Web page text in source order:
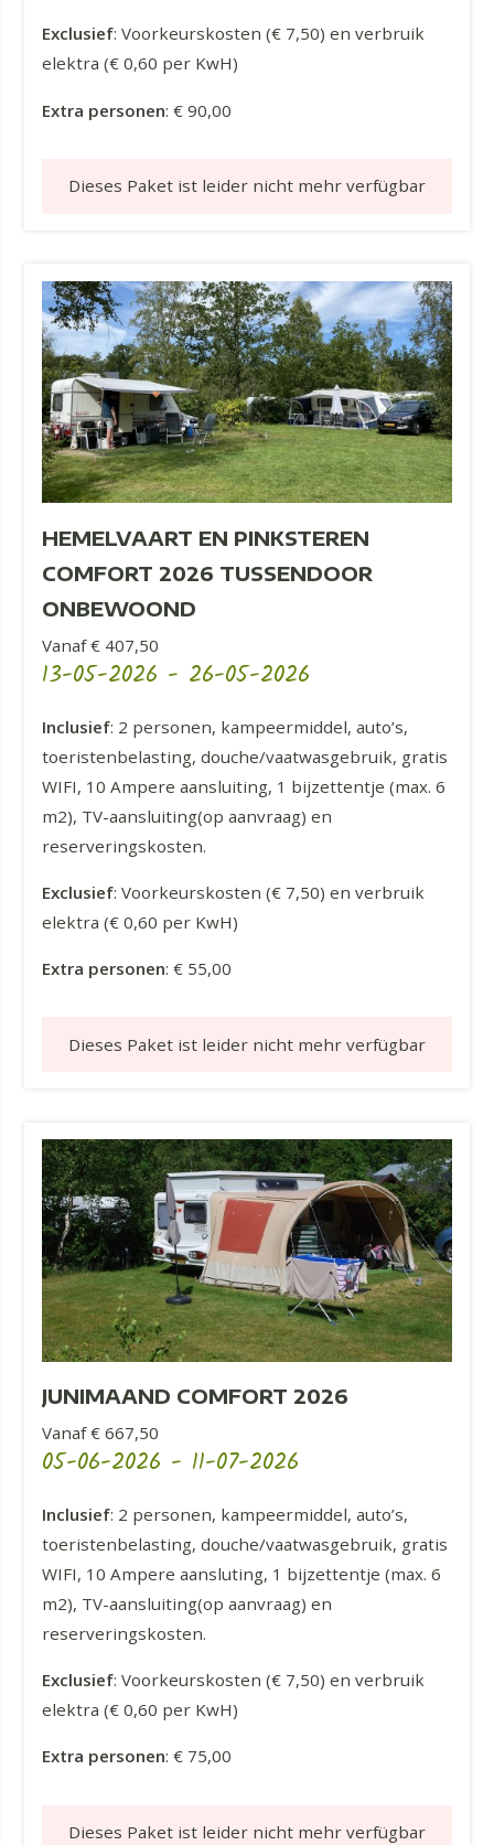
Exclusief: Voorkeurskosten (€ 7,50) en verbruik
elektra (€ 0,60 per KwH)
Extra personen: € 90,00
Dieses Paket ist leider nicht mehr verfügbar
HEMELVAART EN PINKSTEREN
COMFORT 2026 TUSSENDOOR
ONBEWOOND
Vanaf € 407,50
13-05-2026 - 26-05-2026
Inclusief: 2 personen, kampeermiddel, auto’s,
toeristenbelasting, douche/vaatwasgebruik, gratis
WIFI, 10 Ampere aansluiting, 1 bijzettentje (max. 6
m2), TV-aansluiting(op aanvraag) en
reserveringskosten.
Exclusief: Voorkeurskosten (€ 7,50) en verbruik
elektra (€ 0,60 per KwH)
Extra personen: € 55,00
Dieses Paket ist leider nicht mehr verfügbar
JUNIMAAND COMFORT 2026
Vanaf € 667,50
05-06-2026 - 11-07-2026
Inclusief: 2 personen, kampeermiddel, auto’s,
toeristenbelasting, douche/vaatwasgebruik, gratis
WIFI, 10 Ampere aansluting, 1 bijzettentje (max. 6
m2), TV-aansluiting(op aanvraag) en
reserveringskosten.
Exclusief: Voorkeurskosten (€ 7,50) en verbruik
elektra (€ 0,60 per KwH)
Extra personen: € 75,00
Dieses Paket ist leider nicht mehr verfügbar